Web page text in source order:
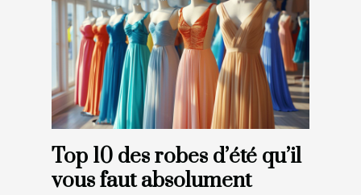
Top 10 des robes d’été qu’il
vous faut absolument